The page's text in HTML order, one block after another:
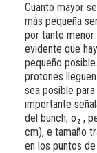
Cuanto mayor
más pequeña
por tanto menor
evidente que
pequeño
protones
sea posible
importante
del bunch, σz ,
cm), e tamaño
en los puntos